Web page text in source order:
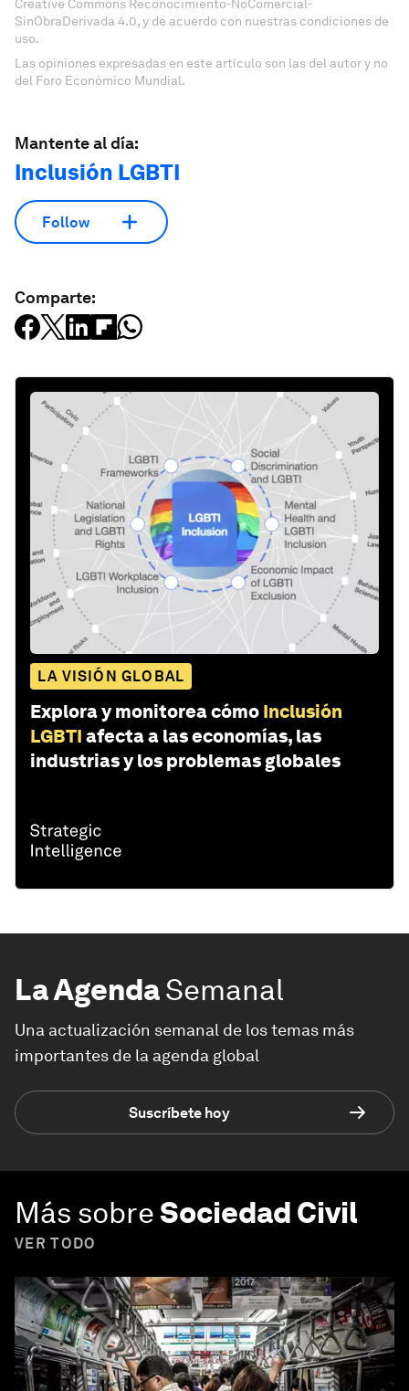
Creative Commons Reconocimiento-NoComercial-
SinObraDerivada 4.0, y de acuerdo con nuestras condiciones de
uso.
Las opiniones expresadas en este artículo son las del autor y no
del Foro Económico Mundial.
Mantente al día:
Inclusión LGBTI
Follow
Comparte:
LA VISIÓN GLOBAL
Explora y monitorea cómo Inclusión
LGBTI afecta a las economías, las
industrias y los problemas globales
La AgendaSemanal
Una actualización semanal de los temas más
importantes de la agenda global
Suscríbete hoy
Más sobreSociedad Civil
VER TODO